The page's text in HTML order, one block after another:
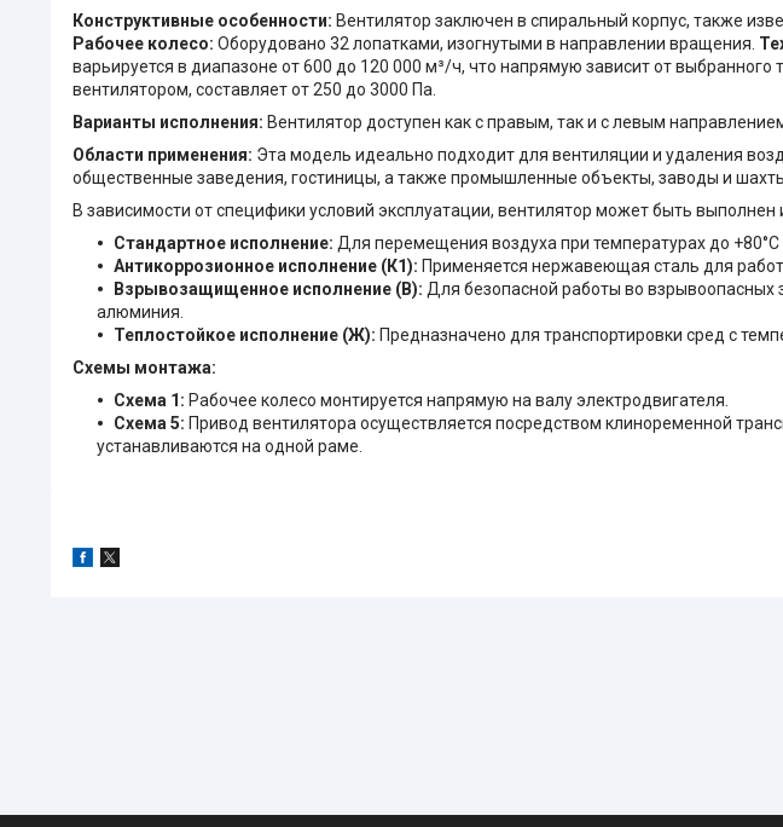
Конструктивные особенности: Вентилятор заключен в спиральный корпус, также
Рабочее колесо: Оборудовано 32 лопатками, изогнутыми в направлении вращения.
варьируется в диапазоне от 600 до 120 000 м³/ч, что напрямую зависит от
вентилятором, составляет от 250 до 3000 Па.
Варианты исполнения: Вентилятор доступен как с правым, так и с левым
Области применения: Эта модель идеально подходит для вентиляции и удаления
общественные заведения, гостиницы, а также промышленные объекты, заводы и
В зависимости от специфики условий эксплуатации, вентилятор может быть выполнен
Стандартное исполнение: Для перемещения воздуха при температурах до +80°C
Антикоррозионное исполнение (К1): Применяется нержавеющая сталь для
Взрывозащищенное исполнение (В): Для безопасной работы во
алюминия.
Теплостойкое исполнение (Ж): Предназначено для транспортировки сред с
Схемы монтажа:
Схема 1: Рабочее колесо монтируется напрямую на валу электродвигателя.
Схема 5: Привод вентилятора осуществляется посредством клиноременной
устанавливаются на одной раме.